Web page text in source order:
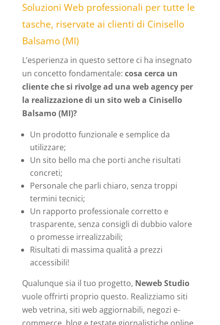
Soluzioni Web professionali per tutte le
tasche, riservate ai clienti di Cinisello
Balsamo (MI)
L’esperienza in questo settore ci ha insegnato
un concetto fondamentale: cosa cerca un
cliente che si rivolge ad una web agency per
la realizzazione di un sito web a Cinisello
Balsamo (MI)?
Un prodotto funzionale e semplice da
utilizzare;
Un sito bello ma che porti anche risultati
concreti;
Personale che parli chiaro, senza troppi
termini tecnici;
Un rapporto professionale corretto e
trasparente, senza consigli di dubbio valore
o promesse irrealizzabili;
Risultati di massima qualità a prezzi
accessibili!
Qualunque sia il tuo progetto, Neweb Studio
vuole offrirti proprio questo. Realizziamo siti
web vetrina, siti web aggiornabili, negozi e-
commerce, blog e testate giornalistiche online.